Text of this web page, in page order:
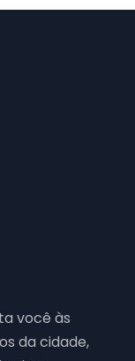
você às
da cidade,